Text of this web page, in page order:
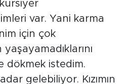
var. Yani karma
için çok
yaşayamadıklarını
dökmek istedim.
gelebiliyor. Kızımın